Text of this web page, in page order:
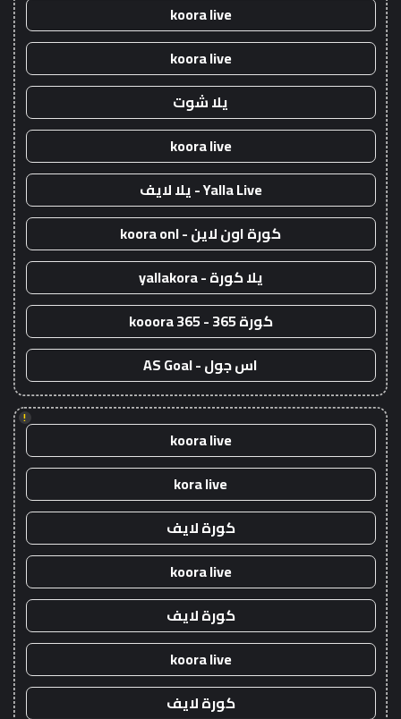
koora live
koora live
يلا شوت
koora live
Yalla Live - يلا لايف
كورة اون لاين - koora onl
يلا كورة - yallakora
كورة 365 - kooora 365
اس جول - AS Goal
!
koora live
kora live
كورة لايف
koora live
كورة لايف
koora live
كورة لايف